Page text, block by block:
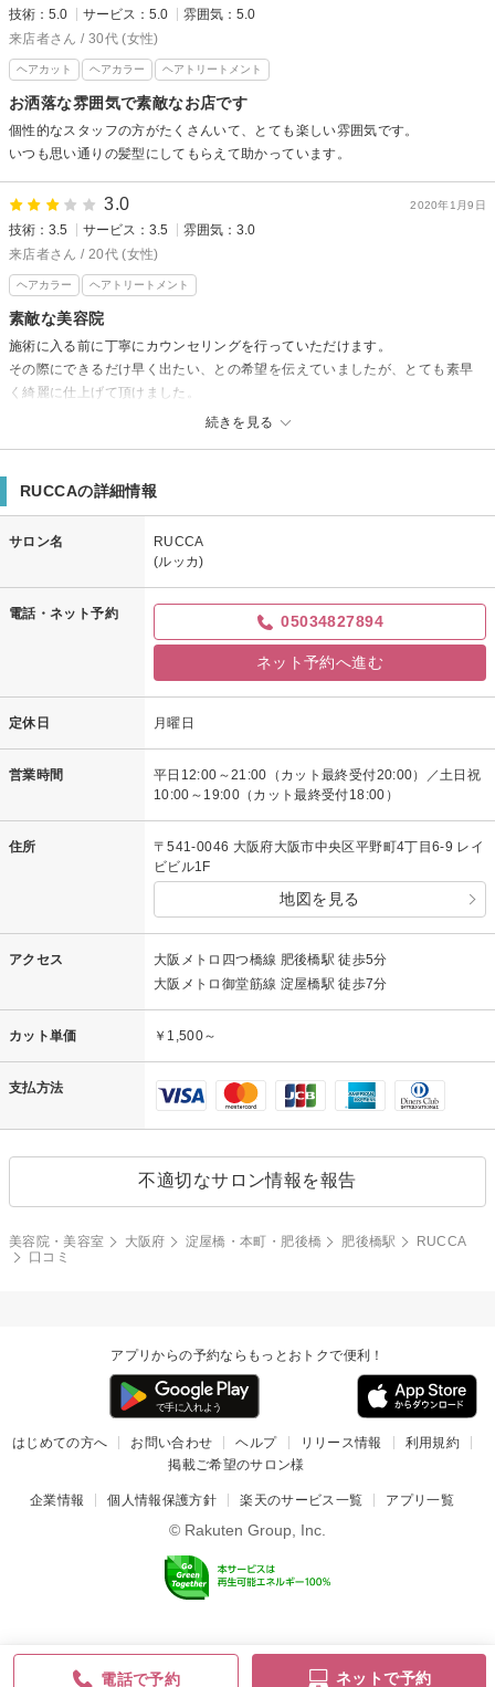
技術：5.0 サービス：5.0
雰囲気：5.0
来店者さん / 30代 (女性)
ヘアカット ヘアカラー ヘアトリートメント
お洒落な雰囲気で素敵なお店です
個性的なスタッフの方がたくさんいて、とても楽しい雰囲気です。
いつも思い通りの髪型にしてもらえて助かっています。
2020年1月9日
3.0
技術：3.5 サービス：3.5
雰囲気：3.0
来店者さん / 20代 (女性)
ヘアカラー ヘアトリートメント
素敵な美容院
続きを見る
施術に入る前に丁寧にカウンセリングを行っていただけます。
その際にできるだけ早く出たい、との希望を伝えていましたが、とても素早
く綺麗に仕上げて頂けました。
RUCCAの詳細情報
サロン名
RUCCA
(ルッカ)
電話・ネット予約 05034827894
ネット予約へ進む
定休日 月曜日
営業時間
平日12:00～21:00（カット最終受付20:00）／土日祝
10:00～19:00（カット最終受付18:00）
住所
〒541-0046 大阪府大阪市中央区平野町4丁目6-9 レイ
ビビル1F
地図を見る
アクセス
大阪メトロ四つ橋線 肥後橋駅 徒歩5分
大阪メトロ御堂筋線 淀屋橋駅 徒歩7分
カット単価 ￥1,500～
支払方法
不適切なサロン情報を報告
電話で予約 ネットで予約
美容院・美容室 大阪府 淀屋橋・本町・肥後橋 肥後橋駅
RUCCA
口コミ
アプリからの予約ならもっとおトクで便利！
はじめての方へ お問い合わせ ヘルプ リリース情報
利用規約
掲載ご希望のサロン様
企業情報 個人情報保護方針 楽天のサービス一覧 アプリ一覧
© Rakuten Group, Inc.